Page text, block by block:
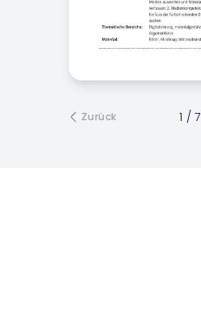
Zurück 1 /7